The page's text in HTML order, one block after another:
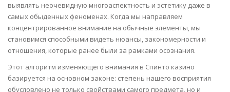
выявлять неочевидную многоаспектность и эстетику даже в
самых обыденных феноменах. Когда мы направляем
концентрированное внимание на обычные элементы, мы
становимся способными видеть нюансы, закономерности и
отношения, которые ранее были за рамками осознания.
Этот алгоритм изменяющего внимания в Спинто казино
базируется на основном законе: степень нашего восприятия
обусловлено не только свойствами самого предмета, но и